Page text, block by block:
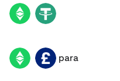
ETC USDT
ETC GBP para